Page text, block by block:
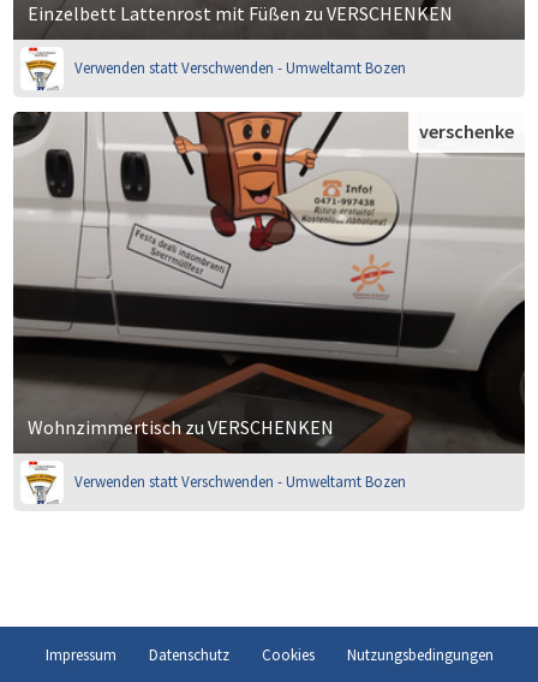
Einzelbett Lattenrost mit Füßen zu VERSCHENKEN
Verwenden statt Verschwenden - Umweltamt Bozen
Wohnzimmertisch zu VERSCHENKEN
verschenke
Verwenden statt Verschwenden - Umweltamt Bozen
Impressum Datenschutz Cookies Nutzungsbedingungen